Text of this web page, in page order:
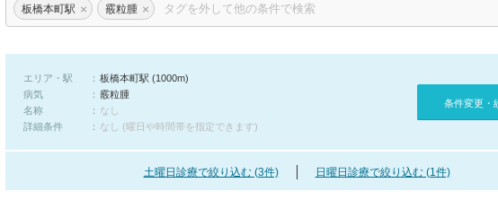
板橋本町駅 × 霰粒腫 ×
エリア・駅
板橋本町駅 (1000m)
病気
霰粒腫
名称
なし
詳細条件
なし (曜日や時間帯を指定できます)
条件変更・
土曜日診療で絞り込む (3件) 日曜日診療で絞り込む (1件)